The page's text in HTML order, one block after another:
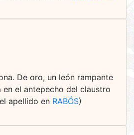
De oro, un león rampante
en el antepecho del claustro
apellido en RABÓS)